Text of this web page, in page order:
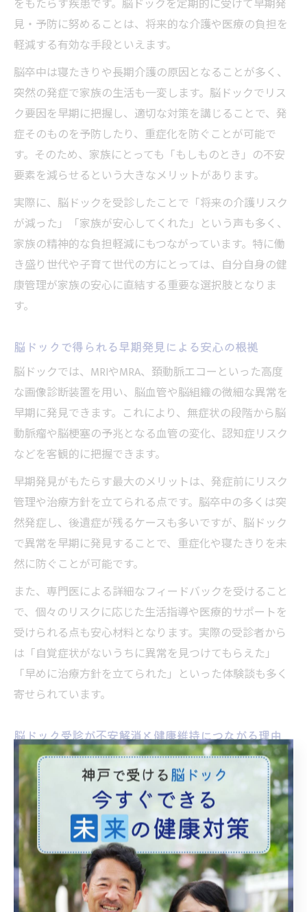
をもたらす疾患です。脳ドックを定期的に受けて早期発
見・予防に努めることは、将来的な介護や医療の負担を
軽減する有効な手段といえます。
脳卒中は寝たきりや長期介護の原因となることが多く、
突然の発症で家族の生活も一変します。脳ドックでリス
ク要因を早期に把握し、適切な対策を講じることで、発
症そのものを予防したり、重症化を防ぐことが可能で
す。そのため、家族にとっても「もしものとき」の不安
要素を減らせるという大きなメリットがあります。
実際に、脳ドックを受診したことで「将来の介護リスク
が減った」「家族が安心してくれた」という声も多く、
家族の精神的な負担軽減にもつながっています。特に働
き盛り世代や子育て世代の方にとっては、自分自身の健
康管理が家族の安心に直結する重要な選択肢となりま
す。
脳ドックで得られる早期発見による安心の根拠
脳ドックでは、MRIやMRA、頚動脈エコーといった高度
な画像診断装置を用い、脳血管や脳組織の微細な異常を
早期に発見できます。これにより、無症状の段階から脳
動脈瘤や脳梗塞の予兆となる血管の変化、認知症リスク
などを客観的に把握できます。
早期発見がもたらす最大のメリットは、発症前にリスク
管理や治療方針を立てられる点です。脳卒中の多くは突
然発症し、後遺症が残るケースも多いですが、脳ドック
で異常を早期に発見することで、重症化や寝たきりを未
然に防ぐことが可能です。
また、専門医による詳細なフィードバックを受けること
で、個々のリスクに応じた生活指導や医療的サポートを
受けられる点も安心材料となります。実際の受診者から
は「自覚症状がないうちに異常を見つけてもらえた」
「早めに治療方針を立てられた」といった体験談も多く
寄せられています。
脳ドック受診が不安解消と健康維持につながる理由
脳ドックは「自分の脳の状態を知る」ことができるた
め、将来への漠然とした不安を大きく減らします。検査
結果をもとに、健康維持のための具体的な対策が明確に
なる点が最大の魅力です。
生活習慣病や脳血管障害のリスクを科学的に評価できる
ため、健康診断だけでは不十分な脳のケアが実現しま
す。特に40代以降や家族歴がある方、生活習慣に不安を